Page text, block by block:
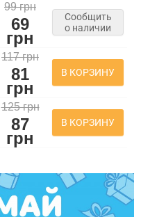
99 грн
69
грн
Сообщить
о наличии
117 грн
81
грн
В КОРЗИНУ
125 грн
87
грн
В КОРЗИНУ